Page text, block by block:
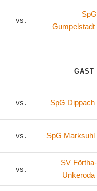
vs.
SpG
Gumpelstadt
GAST
vs. SpG Dippach
vs. SpG Marksuhl
vs.
SV Förtha-
Unkeroda